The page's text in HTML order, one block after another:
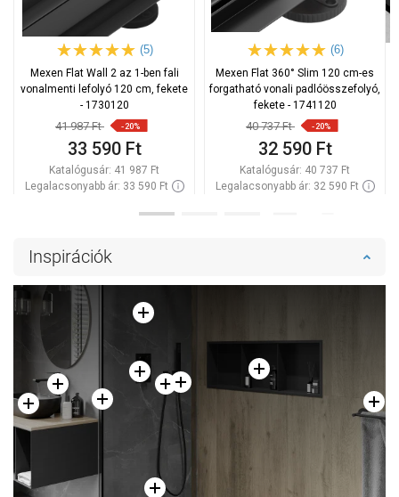
(5)
Mexen Flat Wall 2 az 1-ben fali
vonalmenti lefolyó 120 cm, fekete
- 1730120
41 987 Ft -20%
33 590 Ft
Katalógusár: 41 987 Ft
Legalacsonyabb ár: 33 590 Ft
Hasonlítsa
(6)
Mexen Flat 360° Slim 120 cm-es
forgatható vonali padlóösszefolyó,
fekete - 1741120
40 737 Ft -20%
32 590 Ft
Katalógusár: 40 737 Ft
Legalacsonyabb ár: 32 590 Ft
Inspirációk